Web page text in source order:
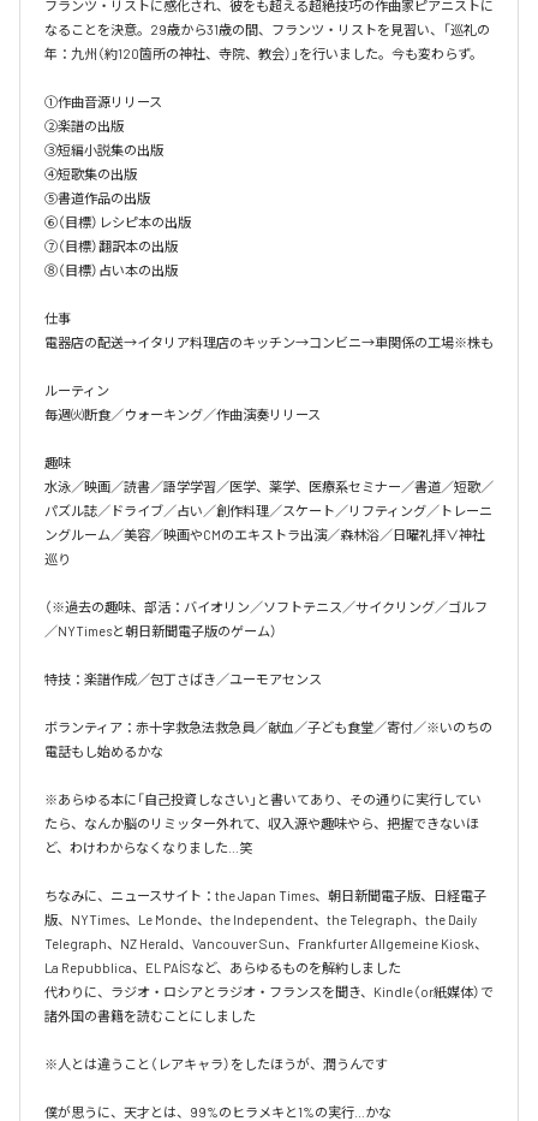
フランツ・リストに感化され、彼をも超える超絶技巧の作曲家ピアニストに
なることを決意。29歳から31歳の間、フランツ・リストを見習い、「巡礼の
年：九州（約120箇所の神社、寺院、教会）」を行いました。今も変わらず。
①作曲音源リリース
②楽譜の出版
③短編小説集の出版
④短歌集の出版
⑤書道作品の出版
⑥（目標）レシピ本の出版
⑦（目標）翻訳本の出版
⑧（目標）占い本の出版
仕事
電器店の配送→イタリア料理店のキッチン→コンビニ→車関係の工場※株も
ルーティン
毎週㈫断食／ウォーキング／作曲演奏リリース
趣味
水泳／映画／読書／語学学習／医学、薬学、医療系セミナー／書道／短歌／
パズル誌／ドライブ／占い／創作料理／スケート／リフティング／トレーニ
ングルーム／美容／映画やCMのエキストラ出演／森林浴／日曜礼拝∨神社
巡り
（※過去の趣味、部活：バイオリン／ソフトテニス／サイクリング／ゴルフ
／NYTimesと朝日新聞電子版のゲーム）
特技：楽譜作成／包丁さばき／ユーモアセンス
ボランティア：赤十字救急法救急員／献血／子ども食堂／寄付／※いのちの
電話もし始めるかな
※あらゆる本に「自己投資しなさい」と書いてあり、その通りに実行してい
たら、なんか脳のリミッター外れて、収入源や趣味やら、把握できないほ
ど、わけわからなくなりました…笑
ちなみに、ニュースサイト：the Japan Times、朝日新聞電子版、日経電子
版、NYTimes、Le Monde、the Independent、the Telegraph、the Daily
Telegraph、NZ Herald、Vancouver Sun、Frankfurter Allgemeine Kiosk、
La Repubblica、EL PAÍSなど、あらゆるものを解約しました
代わりに、ラジオ・ロシアとラジオ・フランスを聞き、Kindle（or紙媒体）で
諸外国の書籍を読むことにしました
※人とは違うこと（レアキャラ）をしたほうが、潤うんです
僕が思うに、天才とは、99%のヒラメキと1%の実行…かな